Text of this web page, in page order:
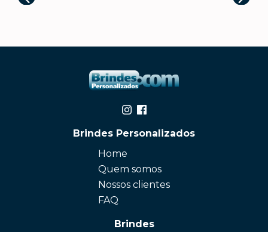
Brindes Personalizados
Home
Quem somos
Nossos clientes
FAQ
Brindes